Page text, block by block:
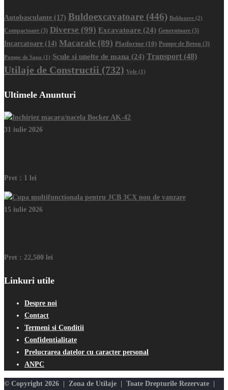
Autobasculante (17) Buldoexcavatoare (446) Buldozere (2)
Compactoare (3) Diverse (99) Excavatoare (24) Generatoare (3)
Incarcatoare (14) Macarale (89) Platforme (10) Pompe de Beton (3)
Pompe de Sapa (1) Scule si unelte de mana (24) Transport (48)
Utilaje de Constructii (732) Vole (1)
Ultimele Anunturi
31 iulie 2026
Pret : 1 lei
15 iulie 2026
Pret : 22,500 lei
Linkuri utile
Despre noi
Contact
Termeni si Conditii
Confidentialitate
Prelucrarea datelor cu caracter personal
ANPC
© Copyright 2026 | Zona de Utilaje | Toate Drepturile Rezervate |